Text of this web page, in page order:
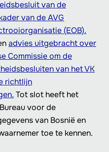
van de
van de AVG
(EOB).
advies uitgebracht over
Commissie om de
van het VK
richtlijn
Tot slot heeft het
voor de
van Bosnië en
toe te kennen.